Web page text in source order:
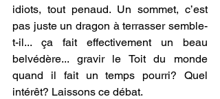
idiots, tout penaud. Un sommet, c’est
pas juste un dragon à terrasser semble-
t-il... ça fait effectivement un beau
belvédère... gravir le Toit du monde
quand il fait un temps pourri? Quel
intérêt? Laissons ce débat.